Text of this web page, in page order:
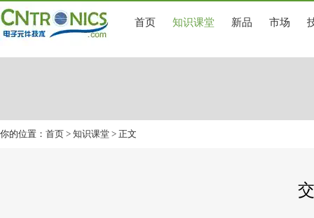
首页 知识课堂 新品 市场
你的位置： 首页 > 知识课堂 > 正文